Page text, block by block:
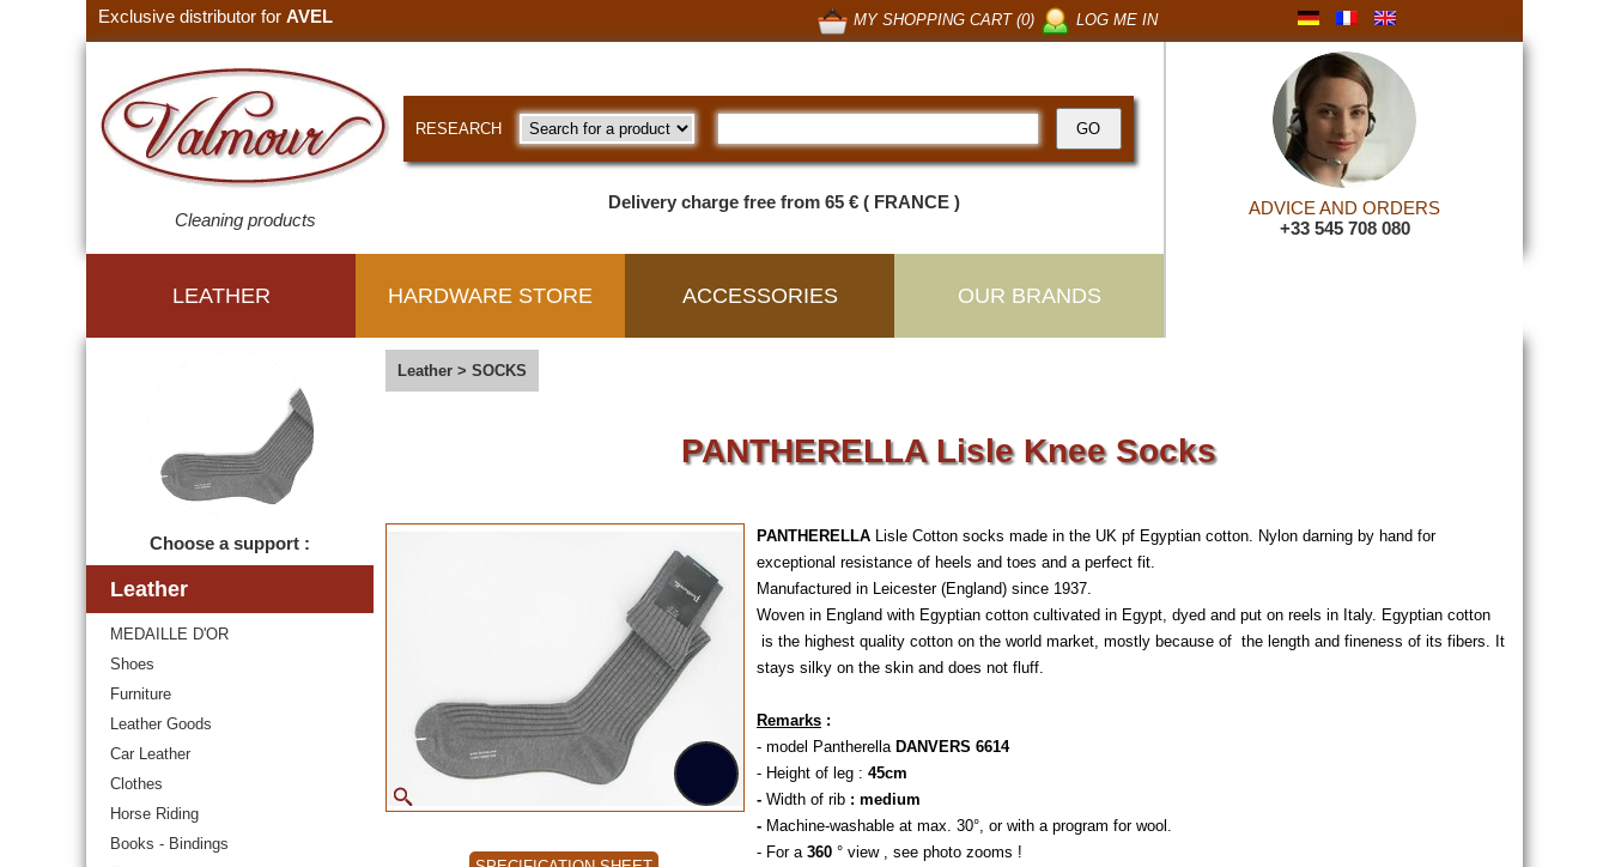
Exclusive distributor for AVEL LOG ME IN
MY SHOPPING CART (0)
Cleaning products
RESEARCH
Delivery charge free from 65 € ( FRANCE )
ADVICE AND ORDERS
+33 545 708 080
LEATHER HARDWARE STORE ACCESSORIES OUR BRANDS
Choose a support :
Leather
MEDAILLE D'OR
Shoes
Furniture
Leather Goods
Car Leather
Clothes
Horse Riding
Books - Bindings
Leather > SOCKS
PANTHERELLA Lisle Knee Socks
PANTHERELLA Lisle Cotton socks made in the UK pf Egyptian cotton. Nylon darning by hand for
exceptional resistance of heels and toes and a perfect fit.
Manufactured in Leicester (England) since 1937.
Woven in England with Egyptian cotton cultivated in Egypt, dyed and put on reels in Italy. Egyptian cotton
is the highest quality cotton on the world market, mostly because of the length and fineness of its fibers. It
stays silky on the skin and does not fluff.
Remarks :
- model Pantherella DANVERS 6614
- Height of leg : 45cm
- Width of rib : medium
- Machine-washable at max. 30°, or with a program for wool.
- For a 360 ° view , see photo zooms !